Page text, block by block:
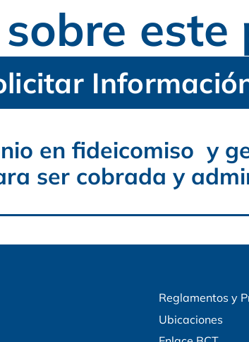
en fideicomiso y
ser cobrada y
Reglamentos y
Ubicaciones